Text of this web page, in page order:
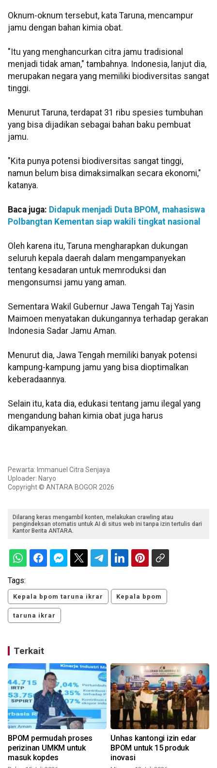
Oknum-oknum tersebut, kata Taruna, mencampur
jamu dengan bahan kimia obat.
"Itu yang menghancurkan citra jamu tradisional
menjadi tidak aman," tambahnya. Indonesia, lanjut dia,
merupakan negara yang memiliki biodiversitas sangat
tinggi.
Menurut Taruna, terdapat 31 ribu spesies tumbuhan
yang bisa dijadikan sebagai bahan baku pembuat
jamu.
"Kita punya potensi biodiversitas sangat tinggi,
namun belum bisa dimaksimalkan secara ekonomi,"
katanya.
Baca juga: Didapuk menjadi Duta BPOM, mahasiswa
Polbangtan Kementan siap wakili tingkat nasional
Oleh karena itu, Taruna mengharapkan dukungan
seluruh kepala daerah dalam mengampanyekan
tentang kesadaran untuk memroduksi dan
mengonsumsi jamu yang aman.
Sementara Wakil Gubernur Jawa Tengah Taj Yasin
Maimoen menyatakan dukungannya terhadap gerakan
Indonesia Sadar Jamu Aman.
Menurut dia, Jawa Tengah memiliki banyak potensi
kampung-kampung jamu yang bisa dioptimalkan
keberadaannya.
Selain itu, kata dia, edukasi tentang jamu ilegal yang
mengandung bahan kimia obat juga harus
dikampanyekan.
Pewarta: Immanuel Citra Senjaya
Uploader: Naryo
Copyright © ANTARA BOGOR 2026
Dilarang keras mengambil konten, melakukan crawling atau
pengindeksan otomatis untuk AI di situs web ini tanpa izin tertulis dari
Kantor Berita ANTARA.
Tags:
Kepala bpom taruna ikrar Kepala bpom
taruna ikrar
Terkait
BPOM permudah proses
perizinan UMKM untuk
masuk kopdes
Unhas kantongi izin edar
BPOM untuk 15 produk
inovasi